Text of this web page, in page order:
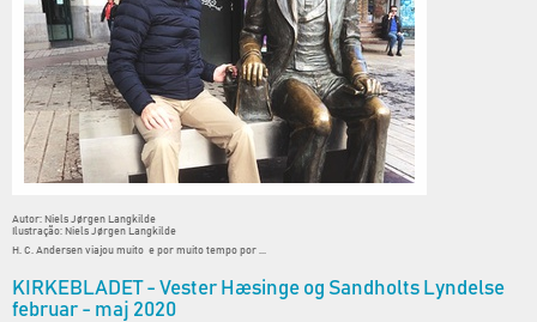
Autor: Niels Jørgen Langkilde
Ilustração: Niels Jørgen Langkilde
H. C. Andersen viajou muito e por muito tempo por ...
KIRKEBLADET - Vester Hæsinge og Sandholts Lyndelse
februar - maj 2020